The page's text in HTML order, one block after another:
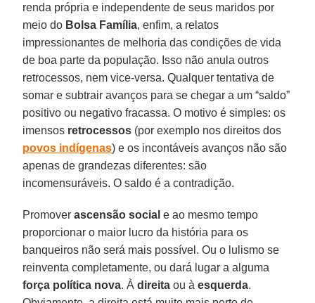
renda própria e independente de seus maridos por
meio do Bolsa Família, enfim, a relatos
impressionantes de melhoria das condições de vida
de boa parte da população. Isso não anula outros
retrocessos, nem vice-versa. Qualquer tentativa de
somar e subtrair avanços para se chegar a um “saldo”
positivo ou negativo fracassa. O motivo é simples: os
imensos retrocessos (por exemplo nos direitos dos
povos indígenas) e os incontáveis avanços não são
apenas de grandezas diferentes: são
incomensuráveis. O saldo é a contradição.
Promoverascensão social e ao mesmo tempo
proporcionar o maior lucro da história para os
banqueiros não será mais possível. Ou o lulismo se
reinventa completamente, ou dará lugar a alguma
força política nova. Àdireita ou àesquerda.